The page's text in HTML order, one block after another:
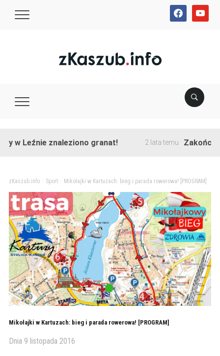
facebookyoutube
znaleziono granat! 2 lata temu Zakończono
zKaszub.info> Sport> Mikołajki w Kartuzach: bieg i parada rowerowa! [PROGRAM]
Mikołajki w Kartuzach: bieg i parada rowerowa! [PROGRAM]
Dnia 9 listopada 2016